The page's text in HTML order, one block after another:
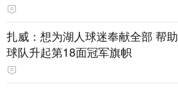
扎威：想为湖人球迷奉献全部 帮助
球队升起第18面冠军旗帜